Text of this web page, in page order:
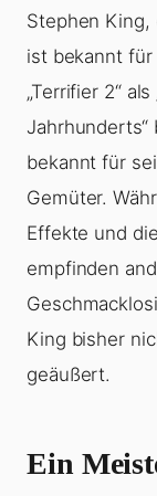
Stephen King,
ist bekannt für
„Terrifier 2“
Jahrhunderts“
bekannt für
Gemüter.
Effekte und
empfinden
King bisher
geäußert.
Ein